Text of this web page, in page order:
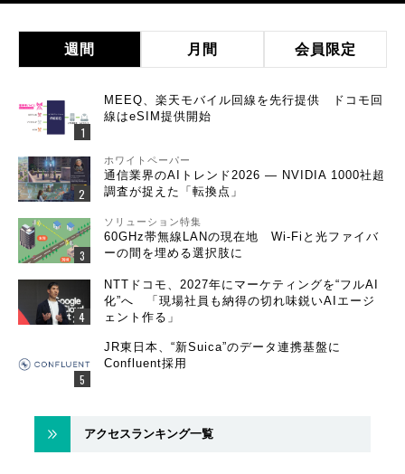
週間 月間 会員限定
MEEQ、楽天モバイル回線を先行提供 ドコモ回
線はeSIM提供開始
ホワイトペーパー
通信業界のAIトレンド2026 ― NVIDIA 1000社超
調査が捉えた「転換点」
ソリューション特集
60GHz帯無線LANの現在地 Wi-Fiと光ファイバ
ーの間を埋める選択肢に
NTTドコモ、2027年にマーケティングを“フルAI
化”へ 「現場社員も納得の切れ味鋭いAIエージ
ェント作る」
JR東日本、“新Suica”のデータ連携基盤に
Confluent採用
アクセスランキング一覧